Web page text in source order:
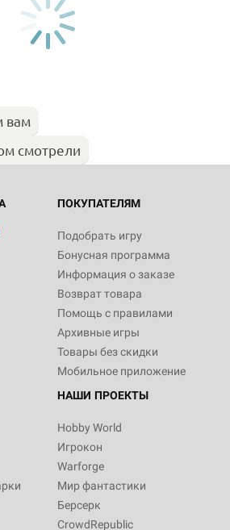
вам
смотрели
ПОКУПАТЕЛЯМ
Подобрать игру
Бонусная программа
Информация о заказе
Возврат товара
Помощь с правилами
Архивные игры
Товары без скидки
Мобильное приложение
НАШИ ПРОЕКТЫ
Hobby World
Игрокон
Warforge
Мир фантастики
Берсерк
CrowdRepublic